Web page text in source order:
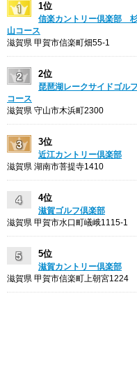
1位
信楽カントリー倶楽部
山コース
滋賀県 甲賀市信楽町畑55-1
2位
琵琶湖レークサイドゴルフ
コース
滋賀県 守山市木浜町2300
3位
近江カントリー倶楽部
滋賀県 湖南市菩提寺1410
4位
滋賀ゴルフ倶楽部
滋賀県 甲賀市水口町嶬峨1115-1
5位
滋賀カントリー倶楽部
滋賀県 甲賀市信楽町上朝宮1224